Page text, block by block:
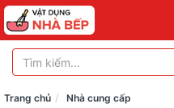
Trang chủ Nhà cung cấp